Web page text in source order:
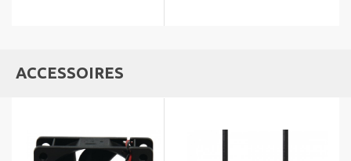
ACCESSOIRES